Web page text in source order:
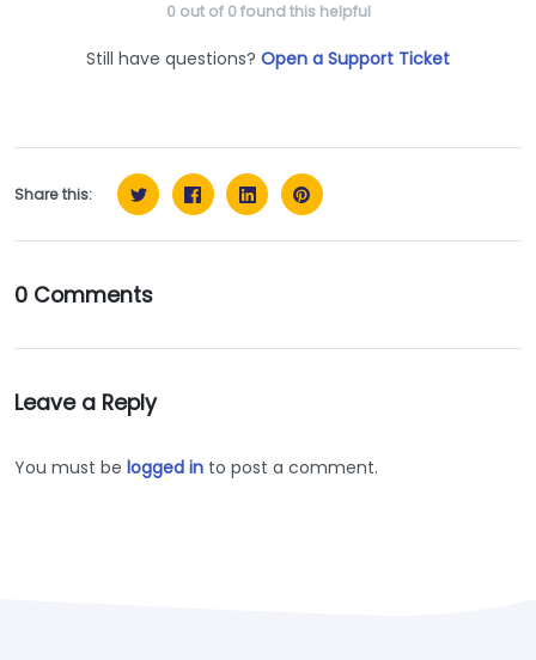
0out of 0found this helpful
Still have questions? Open a Support Ticket
Share this:
0 Comments
Leave a Reply
You must be logged in to post a comment.